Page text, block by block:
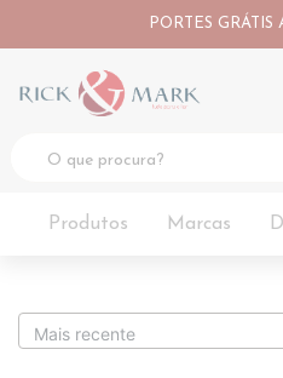
PORTES
Produtos Marcas